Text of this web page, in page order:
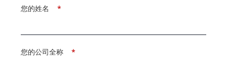
*
您的姓名
*
您的公司全称